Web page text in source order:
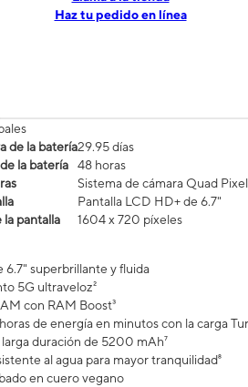
Haz tu pedido en línea
de la batería29.95 días
la batería
48 horas
Sistema de cámara Quad
Pantalla LCD HD+ de 6.7"
la pantalla
1604 x 720 píxeles
6.7" superbrillante y fluida
5G ultraveloz²
con RAM Boost³
de energía en minutos con la carga
duración de 5200 mAh⁷
al agua para mayor tranquilidad⁸
en cuero vegano